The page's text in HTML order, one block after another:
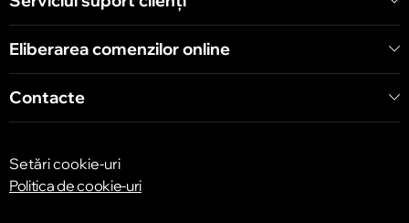
Chișinău
str. Arborilor 21, CC «Shopping MallDova»
Eliberarea comenzilor online
Contacte
Setări cookie-uri
Politica de cookie-uri